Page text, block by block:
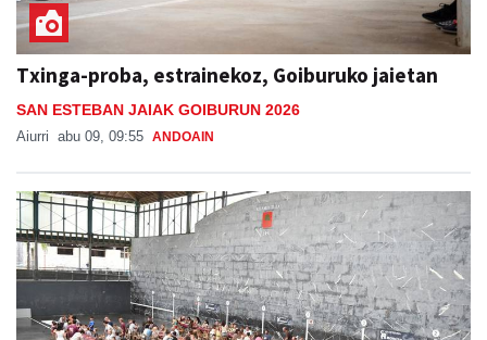
Txinga-proba, estrainekoz, Goiburuko jaietan
SAN ESTEBAN JAIAK GOIBURUN 2026
Aiurri abu 09, 09:55 ANDOAIN